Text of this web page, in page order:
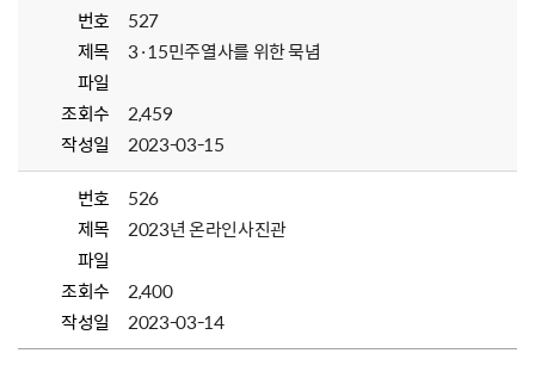
번호
527
제목
3·15민주열사를 위한 묵념
파일
조회수
2,459
작성일
2023-03-15
번호
526
제목
2023년 온라인사진관
파일
조회수
2,400
작성일
2023-03-14